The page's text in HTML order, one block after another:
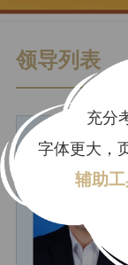
充分
字体更大，
辅助
领导列表